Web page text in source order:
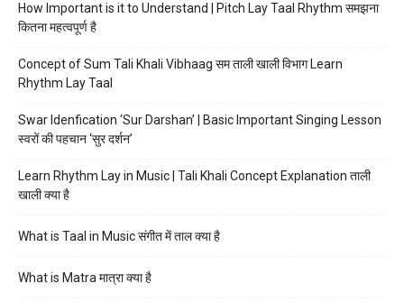
How Important is it to Understand | Pitch Lay Taal Rhythm समझना
कितना महत्वपूर्ण है
Concept of Sum Tali Khali Vibhaag सम ताली खाली विभाग Learn
Rhythm Lay Taal
Swar Idenfication ‘Sur Darshan’ | Basic Important Singing Lesson
स्वरों की पहचान ‘सुर दर्शन’
Learn Rhythm Lay in Music | Tali Khali Concept Explanation ताली
खाली क्या है
What is Taal in Music संगीत में ताल क्या है
What is Matra मात्रा क्या है